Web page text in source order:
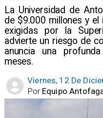
​La Universidad de
de $9.000 millones y
exigidas por la
advierte un riesgo de
anuncia una
meses.
Viernes, 12 De
Equipo
Por